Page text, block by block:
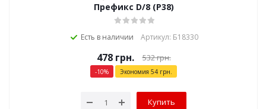
Префикс D/8 (P38)
Есть в наличии Артикул: Б18330
478грн. 532грн.
-10% Экономия 54 грн.
Купить